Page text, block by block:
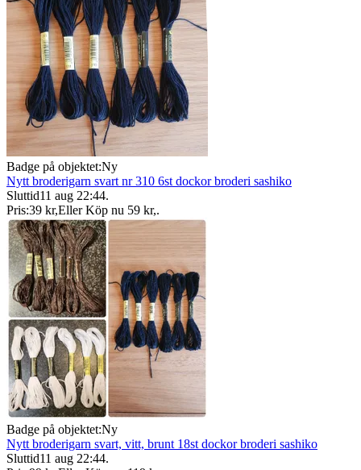
Badge på objektet:Ny
Nytt broderigarn svart nr 310 6st dockor broderi sashiko
Sluttid11 aug 22:44.
Pris:39 kr,Eller Köp nu 59 kr,.
Badge på objektet:Ny
Nytt broderigarn svart, vitt, brunt 18st dockor broderi sashiko
Sluttid11 aug 22:44.